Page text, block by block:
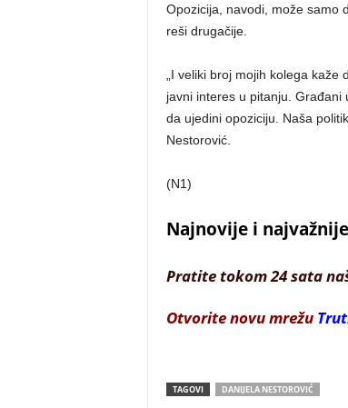
Opozicija, navodi, može samo
reši drugačije.
„I veliki broj mojih kolega
javni interes u pitanju. Građani
da ujedini opoziciju. Naša
Nestorović.
(N1)
Najnovije i
Pratite tokom 24 sata
Otvorite novu mrežu
TAGOVI DANIJELA NESTOROVIĆ